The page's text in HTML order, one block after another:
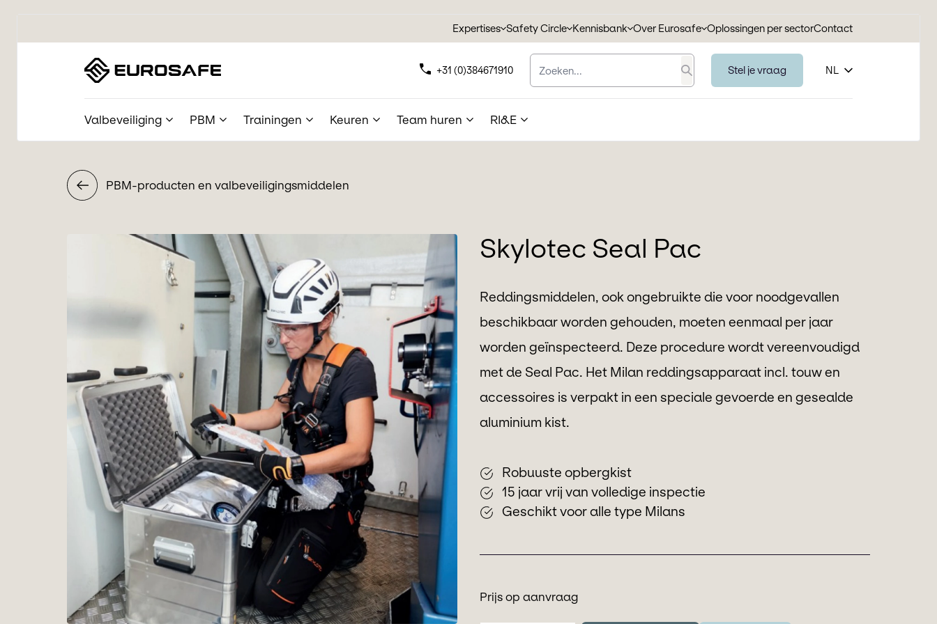
Expertises Safety Circle Kennisbank Over Eurosafe Oplossingen per sectorContact
+31 (0)384671910
Zoeken
Zoeken
Stel je vraag NL
Valbeveiliging PBM Trainingen Keuren Team huren RI&E
PBM-producten en valbeveiligingsmiddelen
Skylotec Seal Pac
Reddingsmiddelen, ook ongebruikte die voor noodgevallen
beschikbaar worden gehouden, moeten eenmaal per jaar
worden geïnspecteerd. Deze procedure wordt vereenvoudigd
met de Seal Pac. Het Milan reddingsapparaat incl. touw en
accessoires is verpakt in een speciale gevoerde en gesealde
aluminium kist.
Robuuste opbergkist
15 jaar vrij van volledige inspectie
Geschikt voor alle type Milans
Prijs op aanvraag